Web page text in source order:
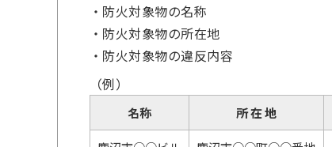
・防火対象物の名称
・防火対象物の所在地
・防火対象物の違反内容
（例）
名称 所 在 地